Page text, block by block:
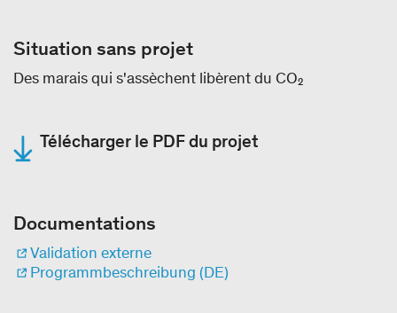
Situation sans projet
Des marais qui s'assèchent libèrent du CO₂
Télécharger le PDF du projet
Documentations
Validation externe
Programmbeschreibung (DE)